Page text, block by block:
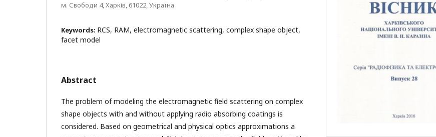
м. Свободи 4, Харків, 61022, Україна
Keywords: RCS, RAM, electromagnetic scattering, complex shape object,
facet model
Abstract
The problem of modeling the electromagnetic field scattering on complex
shape objects with and without applying radio absorbing coatings is
considered. Based on geometrical and physical optics approximations a